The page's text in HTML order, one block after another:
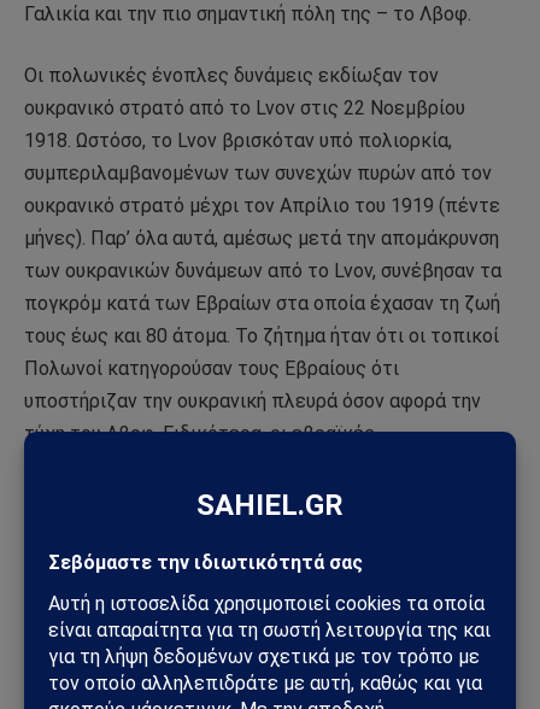
Γαλικία και την πιο σημαντική πόλη της – το Λβοφ.
Οι πολωνικές ένοπλες δυνάμεις εκδίωξαν τον
ουκρανικό στρατό από το Lvov στις 22 Νοεμβρίου
1918. Ωστόσο, το Lvov βρισκόταν υπό πολιορκία,
συμπεριλαμβανομένων των συνεχών πυρών από τον
ουκρανικό στρατό μέχρι τον Απρίλιο του 1919 (πέντε
μήνες). Παρ’ όλα αυτά, αμέσως μετά την απομάκρυνση
των ουκρανικών δυνάμεων από το Lvov, συνέβησαν τα
πογκρόμ κατά των Εβραίων στα οποία έχασαν τη ζωή
τους έως και 80 άτομα. Το ζήτημα ήταν ότι οι τοπικοί
Πολωνοί κατηγορούσαν τους Εβραίους ότι
υποστήριζαν την ουκρανική πλευρά όσον αφορά την
τύχη του Λβοφ. Ειδικότερα, οι εβραϊκές
την ουκρανική πλευρά κατηγορήθηκαν από τους
Κατά τη διάρκεια του πολέμου μεταξύ των πολωνικών
και ουκρανικών δυνάμεων για την Ανατολική Γαλικία το
1918-1919, η πολωνική πλευρά κέρδιζε σταδιακά τον
εχθρό. Για την ουκρανική πλευρά στη σύγκρουση, το